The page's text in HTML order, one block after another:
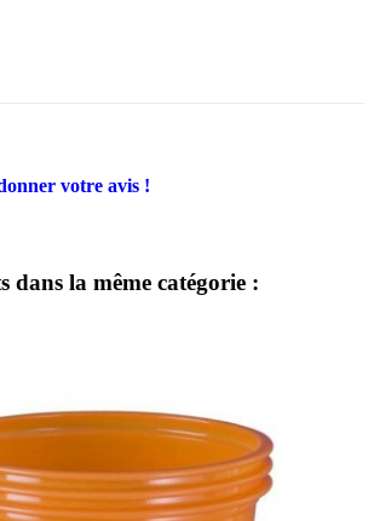
votre avis !
dans la même catégorie :